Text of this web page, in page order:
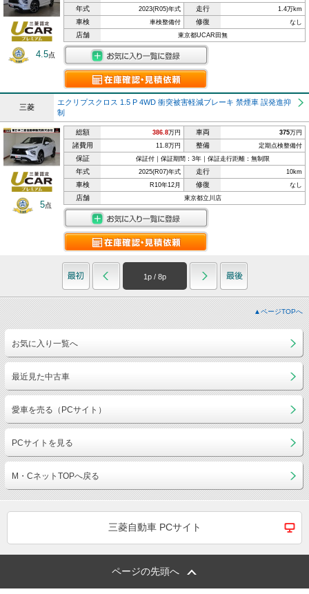
4.5点
年式 2023(R05)年式 走行 1.4万km
車検 車検整備付 修復 なし
店舗 東京都UCAR田無
三菱
エクリプスクロス 1.5 P 4WD 衝突被害軽減ブレーキ 禁煙車 誤発進抑
制
5点
総額 386.8万円 車両 375万円
諸費用 11.8万円 整備 定期点検整備付
保証 保証付｜保証期間：3年｜保証走行距離：無制限
年式 2025(R07)年式 走行 10km
車検 R10年12月 修復 なし
店舗 東京都立川店
1p / 8p
▲ページTOPへ
お気に入り一覧へ
最近見た中古車
愛車を売る（PCサイト）
PCサイトを見る
M・CネットTOPへ戻る
三菱自動車 PCサイト
ページの先頭へ